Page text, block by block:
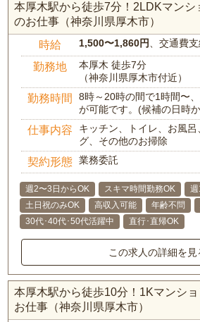
本厚木駅から徒歩7分！2LDKマンシ
のお仕事（神奈川県厚木市）
時給 1,500〜1,860円、交通費
勤務地
本厚木 徒歩7分
（神奈川県厚木市付近）
勤務時間
8時～20時の間で1時間〜
が可能です。(候補の日時
仕事内容
キッチン、トイレ、お風
グ、その他のお掃除
契約形態 業務委託
週2〜3日からOK スキマ時間勤務OK
土日祝のみOK
高収入可能 年齢不問
30代･40代･50代活躍中
直行･直帰OK
この求人の詳細を見
本厚木駅から徒歩10分！1Kマンシ
お仕事（神奈川県厚木市）